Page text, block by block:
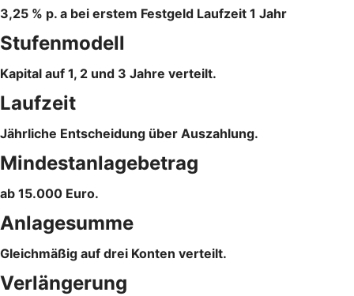
3,25 % p. a bei erstem Festgeld Laufzeit 1 Jahr
Stufenmodell
Kapital auf 1, 2 und 3 Jahre verteilt.
Laufzeit
Jährliche Entscheidung über Auszahlung.
Mindestanlagebetrag
ab 15.000 Euro.
Anlagesumme
Gleichmäßig auf drei Konten verteilt.
Verlängerung